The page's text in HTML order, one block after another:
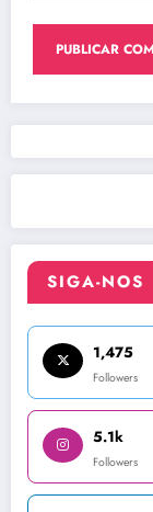
SIGA-NOS
1,475
Followers
5.1k
Followers